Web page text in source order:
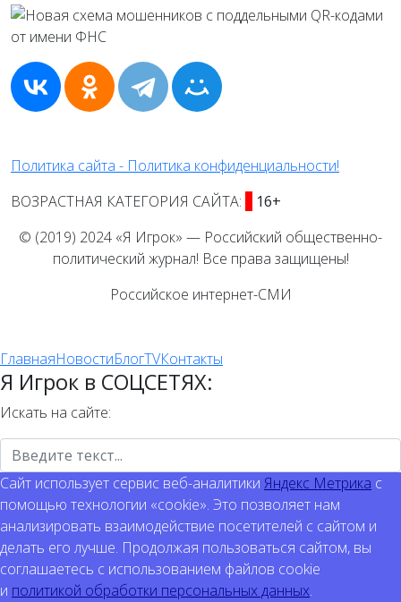
Политика сайта - Политика конфиденциальности!
ВОЗРАСТНАЯ КАТЕГОРИЯ САЙТА:
16+
© (2019) 2024 «Я Игрок» — Российский общественно-
политический журнал! Все права защищены!
Российское интернет-СМИ
ГлавнаяНовостиБлогTVКонтакты
Я Игрок в СОЦСЕТЯХ:
Искать на сайте:
Сайт использует сервис веб-аналитики Яндекс Метрика с
помощью технологии «cookie». Это позволяет нам
анализировать взаимодействие посетителей с сайтом и
делать его лучше. Продолжая пользоваться сайтом, вы
соглашаетесь с использованием файлов cookie
и политикой обработки персональных данных.